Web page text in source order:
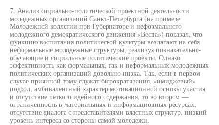
7. Анализ социально-политической проектной деятельности
молодежных организаций Санкт-Петербурга (на примере
Молодежной коллегии при Губернаторе и неформального
молодежного демократического движения «Весна») показал, что
функцию воспитания политической культуры возлагают на себя
неформальные молодежные структуры, реализуя познавательно-
обучающие и социальные политические проекты. Однако
эффективность как формальных, так и неформальных молодежных
политических организаций довольно низка. Так, если в первом
случае причиной тому служат бюрократизация, «имиджевый»
подход, амбивалентный характер мотивационной основы участия
и отсутствие четкого идейного содержания, то во втором —
ограниченность в материальных и информационных ресурсах,
отсутствие диалога с представителями властных структур, низкий
уровень интереса со стороны самой молодежи.